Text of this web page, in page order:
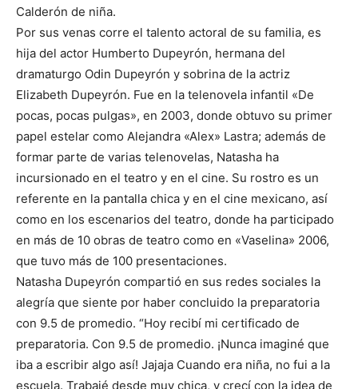
Calderón de niña.
Por sus venas corre el talento actoral de su familia, es
hija del actor Humberto Dupeyrón, hermana del
dramaturgo Odin Dupeyrón y sobrina de la actriz
Elizabeth Dupeyrón. Fue en la telenovela infantil «De
pocas, pocas pulgas», en 2003, donde obtuvo su primer
papel estelar como Alejandra «Alex» Lastra; además de
formar parte de varias telenovelas, Natasha ha
incursionado en el teatro y en el cine. Su rostro es un
referente en la pantalla chica y en el cine mexicano, así
como en los escenarios del teatro, donde ha participado
en más de 10 obras de teatro como en «Vaselina» 2006,
que tuvo más de 100 presentaciones.
Natasha Dupeyrón compartió en sus redes sociales la
alegría que siente por haber concluido la preparatoria
con 9.5 de promedio. “Hoy recibí mi certificado de
preparatoria. Con 9.5 de promedio. ¡Nunca imaginé que
iba a escribir algo así! Jajaja Cuando era niña, no fui a la
escuela. Trabajé desde muy chica, y crecí con la idea de